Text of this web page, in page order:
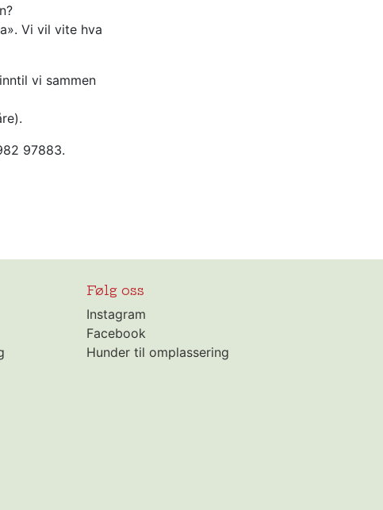
Vi vil vite hva
vi sammen
97883.
Følg oss
Instagram
Facebook
Hunder til omplassering